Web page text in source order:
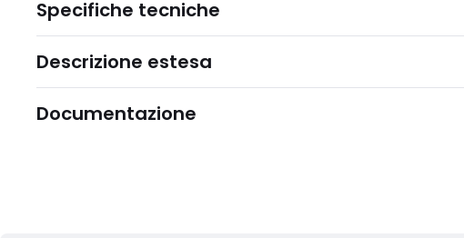
Specifiche tecniche
Descrizione estesa
Documentazione